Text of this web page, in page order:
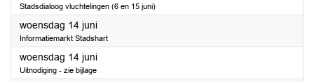
Stadsdialoog vluchtelingen (6 en 15 juni)
woensdag 14 juni2023
Informatiemarkt Stadshart
woensdag 14 juni2023
Uitnodiging - zie bijlage